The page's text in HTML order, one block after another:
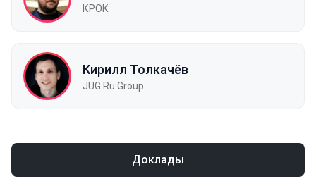
КРОК
Кирилл Толкачёв
JUG Ru Group
Доклады